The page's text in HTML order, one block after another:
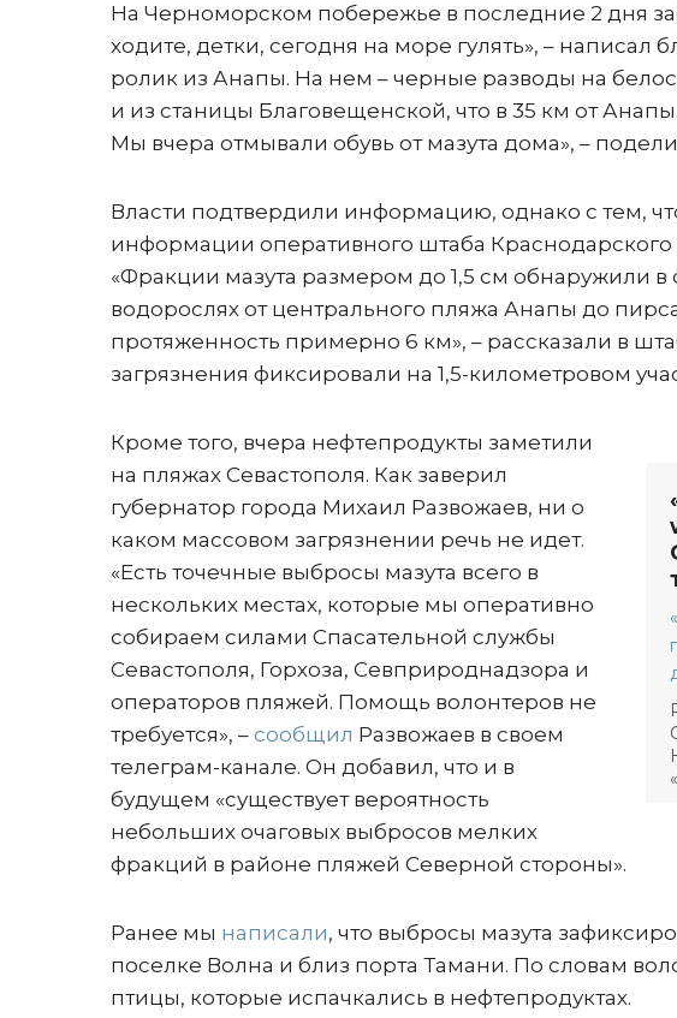
На Черноморском побережье в последние 2 дня
ходите, детки, сегодня на море гулять», –
ролик из Анапы. На нем – черные разводы на
и из станицы Благовещенской, что в 35 км от
Мы вчера отмывали обувь от мазута дома», –
Власти подтвердили информацию, однако с тем,
информации оперативного штаба
«Фракции мазута размером до 1,5 см обнаружили
водорослях от центрального пляжа Анапы до
протяженность примерно 6 км», – рассказали в
загрязнения фиксировали на 1,5-километровом
Кроме того, вчера нефтепродукты заметили
на пляжах Севастополя. Как заверил
губернатор города Михаил Развожаев, ни о
каком массовом загрязнении речь не идет.
«Есть точечные выбросы мазута всего в
нескольких местах, которые мы оперативно
собираем силами Спасательной службы
Севастополя, Горхоза, Севприроднадзора и
операторов пляжей. Помощь волонтеров не
требуется», – сообщил Развожаев в своем
телеграм-канале. Он добавил, что и в
будущем «существует вероятность
небольших очаговых выбросов мелких
фракций в районе пляжей Северной стороны».
Ранее мы написали, что выбросы мазута
поселке Волна и близ порта Тамани. По словам
птицы, которые испачкались в нефтепродуктах.